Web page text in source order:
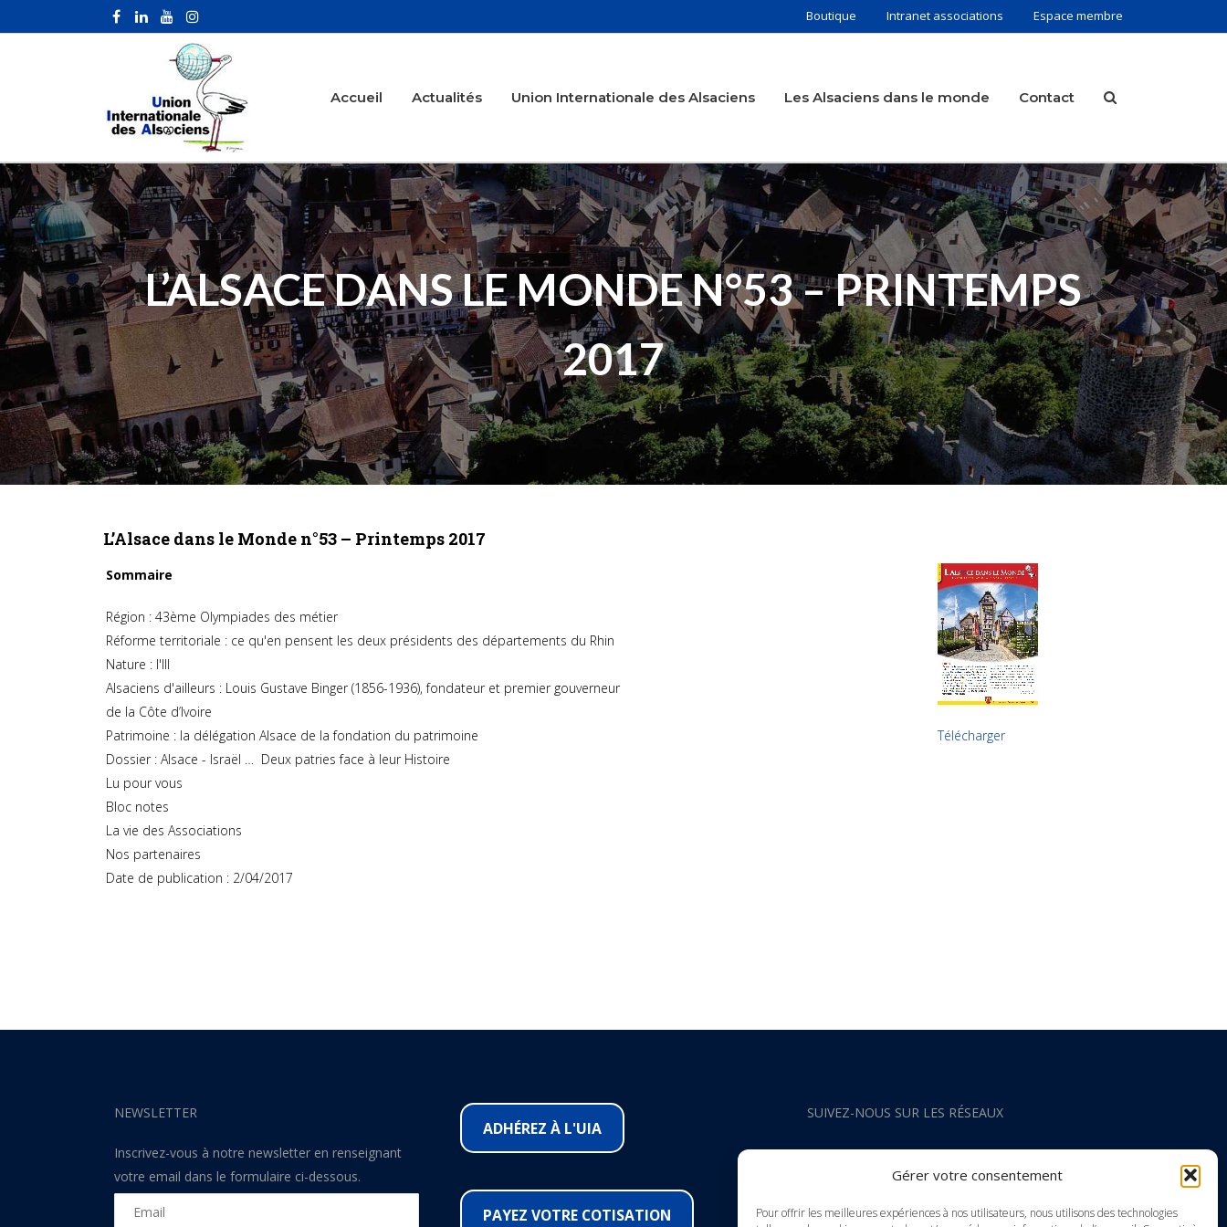
Gérer votre consentement
Pour offrir les meilleures expériences à nos utilisateurs, nous utilisons des technologies
Boutique Intranet associations Espace membre
Accueil Actualités Union Internationale des Alsaciens Les Alsaciens dans le monde Contact
L’ALSACE DANS LE MONDE N°53 – PRINTEMPS
2017
L’Alsace dans le Monde n°53 – Printemps 2017
Sommaire
Région : 43ème Olympiades des métier
Réforme territoriale : ce qu'en pensent les deux présidents des départements du Rhin
Nature : l'Ill
Alsaciens d'ailleurs : Louis Gustave Binger (1856-1936), fondateur et premier gouverneur
de la Côte d’Ivoire
Patrimoine : la délégation Alsace de la fondation du patrimoine
Dossier : Alsace - Israël … Deux patries face à leur Histoire
Lu pour vous
Bloc notes
La vie des Associations
Nos partenaires
Date de publication : 2/04/2017
Télécharger
NEWSLETTER
Inscrivez-vous à notre newsletter en renseignant
votre email dans le formulaire ci-dessous.
ADHÉREZ À L'UIA
PAYEZ VOTRE COTISATION
SUIVEZ-NOUS SUR LES RÉSEAUX
Instagram